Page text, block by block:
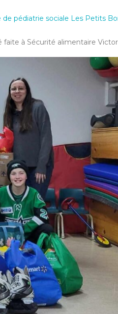
de pédiatrie sociale Les Petits
faite à Sécurité alimentaire